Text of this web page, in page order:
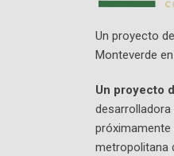
Un proyecto
Monteverde
Un proyecto
desarrolladora
próximamente
metropolitana